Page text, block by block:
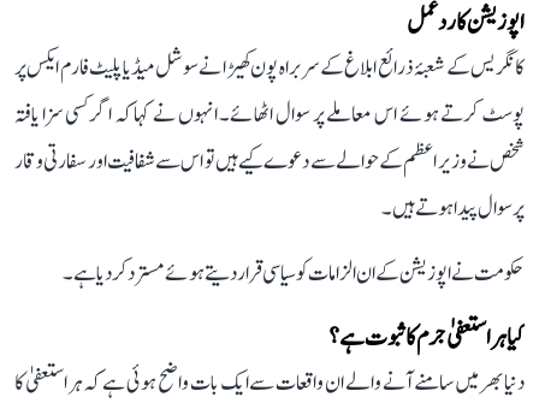
اپوزیشن کا ردعمل
کانگریس کے شعبۂ ذرائع ابلاغ کے سربراہ پون کھیڑا نے سوشل میڈیا پلیٹ فارم ایکس پر
پوسٹ کرتے ہوئے اس معاملے پر سوال اٹھائے۔ انہوں نے کہا کہ اگر کسی سزا یافتہ
شخص نے وزیر اعظم کے حوالے سے دعوے کیے ہیں تو اس سے شفافیت اور سفارتی وقار
پر سوال پیدا ہوتے ہیں۔
حکومت نے اپوزیشن کے ان الزامات کو سیاسی قرار دیتے ہوئے مسترد کر دیا ہے۔
کیا ہر استعفیٰ جرم کا ثبوت ہے؟
دنیا بھر میں سامنے آنے والے ان واقعات سے ایک بات واضح ہوئی ہے کہ ہر استعفیٰ کا